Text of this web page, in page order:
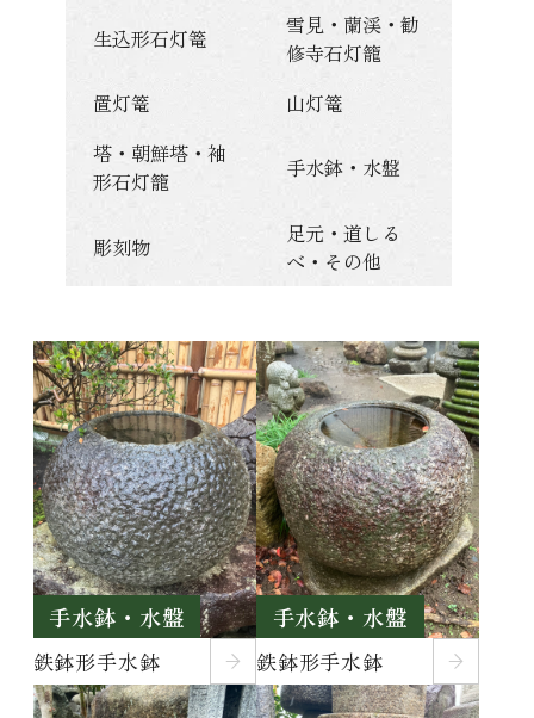
生込形石灯篭
雪見・蘭渓・勧
修寺石灯籠
置灯篭
山灯篭
塔・朝鮮塔・袖
形石灯籠
手水鉢・水盤
彫刻物
足元・道しる
べ・その他
手水鉢・水盤
鉄鉢形手水鉢
手水鉢・水盤
鉄鉢形手水鉢